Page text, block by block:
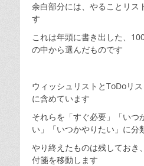
余白部分には、やることリス
す
これは年頭に書き出した、
の中から選んだものです
ウィッシュリストとToDoリ
に含めています
それらを「すぐ必要」「いつ
い」「いつかやりたい」に分
やり終えたものは残しておき
付箋を移動します